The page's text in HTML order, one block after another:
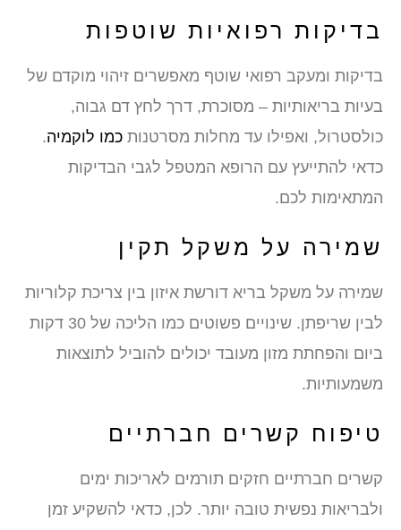
בדיקות רפואיות שוטפות
בדיקות ומעקב רפואי שוטף מאפשרים זיהוי מוקדם של
בעיות בריאותיות – מסוכרת, דרך לחץ דם גבוה,
כולסטרול, ואפילו עד מחלות מסרטנות כמו לוקמיה.
כדאי להתייעץ עם הרופא המטפל לגבי הבדיקות
המתאימות לכם.
שמירה על משקל תקין
שמירה על משקל בריא דורשת איזון בין צריכת קלוריות
לבין שריפתן. שינויים פשוטים כמו הליכה של 30 דקות
ביום והפחתת מזון מעובד יכולים להוביל לתוצאות
משמעותיות.
טיפוח קשרים חברתיים
קשרים חברתיים חזקים תורמים לאריכות ימים
ולבריאות נפשית טובה יותר. לכן, כדאי להשקיע זמן